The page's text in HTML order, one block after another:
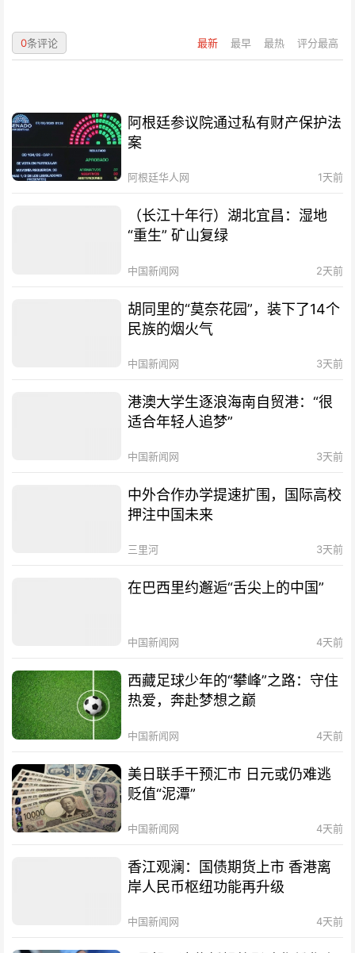
最新 最早 最热 评分最高
0条评论
阿根廷参议院通过私有财产保护法
案
阿根廷华人网 1天前
（长江十年行）湖北宜昌：湿地
“重生” 矿山复绿
中国新闻网 2天前
胡同里的“莫奈花园”，装下了14个
民族的烟火气
中国新闻网 3天前
港澳大学生逐浪海南自贸港：“很
适合年轻人追梦”
中国新闻网 3天前
中外合作办学提速扩围，国际高校
押注中国未来
三里河 3天前
在巴西里约邂逅“舌尖上的中国”
中国新闻网 4天前
西藏足球少年的“攀峰”之路：守住
热爱，奔赴梦想之巅
中国新闻网 4天前
美日联手干预汇市 日元或仍难逃
贬值“泥潭”
中国新闻网 4天前
香江观澜：国债期货上市 香港离
岸人民币枢纽功能再升级
中国新闻网 4天前